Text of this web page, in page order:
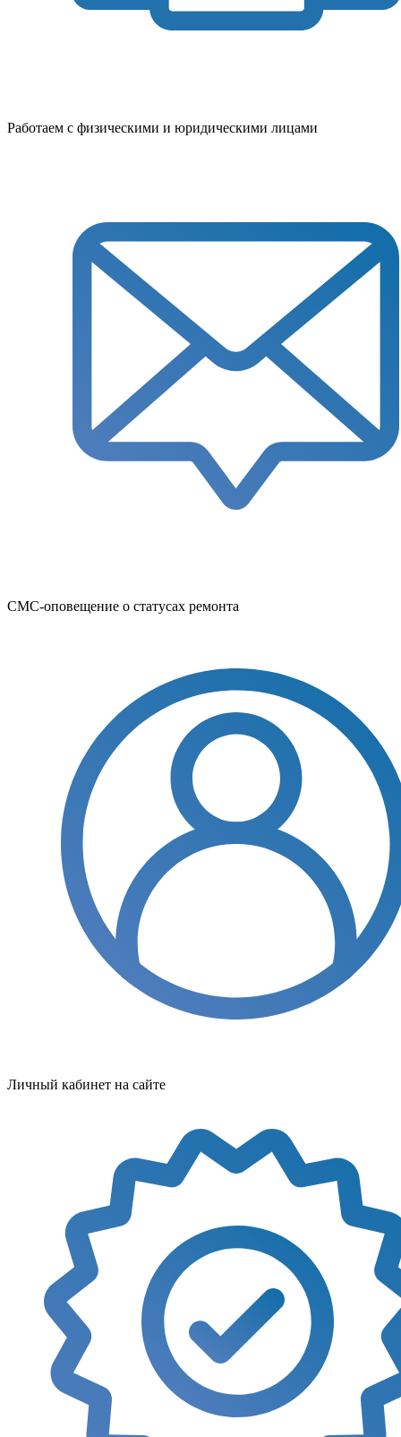
Работаем с физическими и юридическими лицами
СМС-оповещение о статусах ремонта
Личный кабинет на сайте